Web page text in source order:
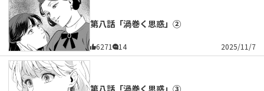
第八話「渦巻く思惑」②
6271 14 2025/11/7
第八話「渦巻く思惑」③